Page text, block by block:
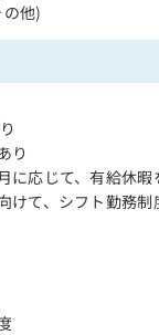
他)
り
に応じて、有給休
けて、シフト勤務